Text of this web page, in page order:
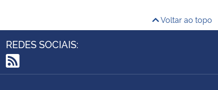
Voltar ao topo
REDES SOCIAIS:
RSS